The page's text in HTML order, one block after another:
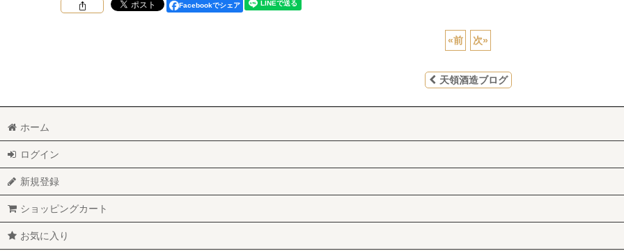
Facebookでシェア
«前 次»
天領酒造ブログ
ホーム
ログイン
新規登録
ショッピングカート
お気に入り